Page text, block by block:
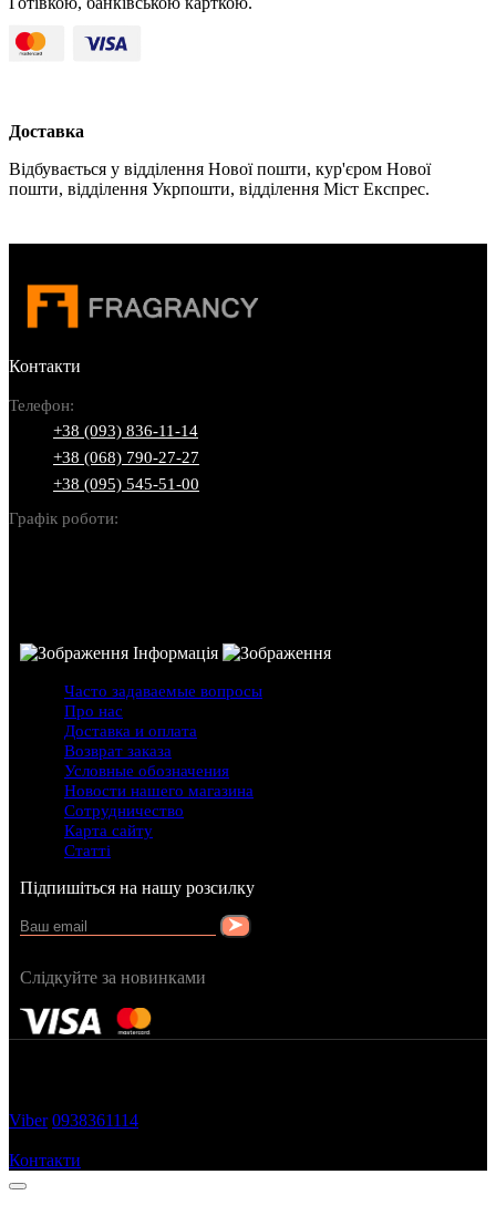
Доставка
Відбувається у відділення Нової пошти, кур'єром Нової
пошти, відділення Укрпошти, відділення Міст Експрес.
Контакти
Телефон:
+38 (093) 836-11-14
+38 (068) 790-27-27
+38 (095) 545-51-00
Графік роботи:
Інформація
Часто задаваемые вопросы
Про нас
Доставка и оплата
Возврат заказа
Условные обозначения
Новости нашего магазина
Сотрудничество
Карта сайту
Статті
Підпишіться на нашу розсилку
Слідкуйте за новинками
Viber 0938361114
Контакти